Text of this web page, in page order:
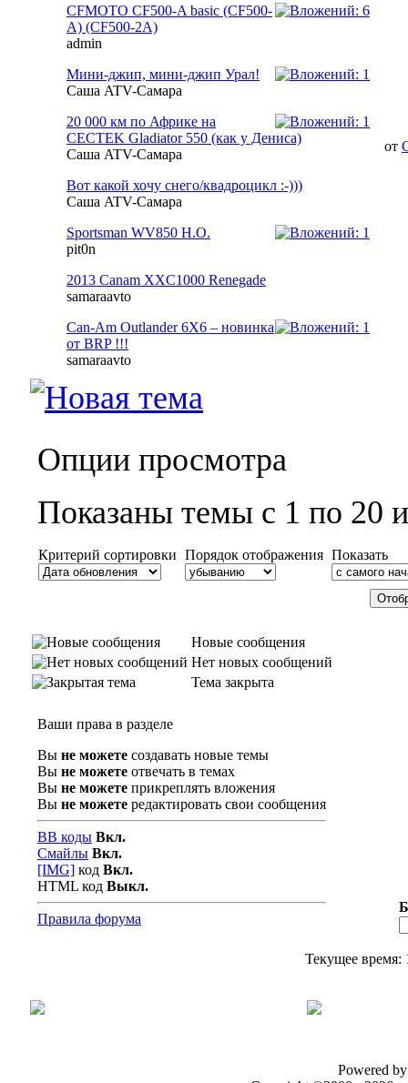
CFMOTO CF500-A basic (CF500-
A) (CF500-2A)
admin
Мини-джип, мини-джип Урал!
Саша ATV-Самара
20 000 км по Африке на
CECTEK Gladiator 550 (как у Дениса)
Саша ATV-Самара
от
Вот какой хочу снего/квадроцикл :-)))
Саша ATV-Самара
Sportsman WV850 H.O.
pit0n
2013 Canam XXC1000 Renegade
samaraavto
Can-Am Outlander 6X6 – новинка
от BRP !!!
samaraavto
Опции просмотра
Показаны темы с 1 по 20
Критерий сортировки Порядок отображения Показать
Новые сообщения
Нет новых сообщений
Тема закрыта
Ваши права в разделе
Вы не можете создавать новые темы
Вы не можете отвечать в темах
Вы не можете прикреплять вложения
Вы не можете редактировать свои сообщения
BB коды Вкл.
Смайлы Вкл.
[IMG] код Вкл.
HTML код Выкл.
Правила форума
Текущее время:
Powered